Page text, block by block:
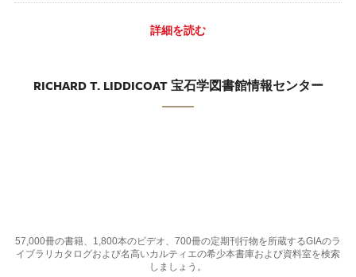
詳細を読む
RICHARD T. LIDDICOAT 宝石学図書館情報センター
57,000冊の書籍、1,800本のビデオ、700冊の定期刊行物を所蔵するGIAのラ
イブラリカタログおよび名高いカルティエの希少本書庫および資料室を検索
しましょう。